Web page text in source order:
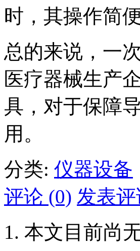
时，其操作简
总的来说，一
医疗器械生产
具，对于保障
用。
分类: 仪器设备
评论 (0) 发表
本文目前尚